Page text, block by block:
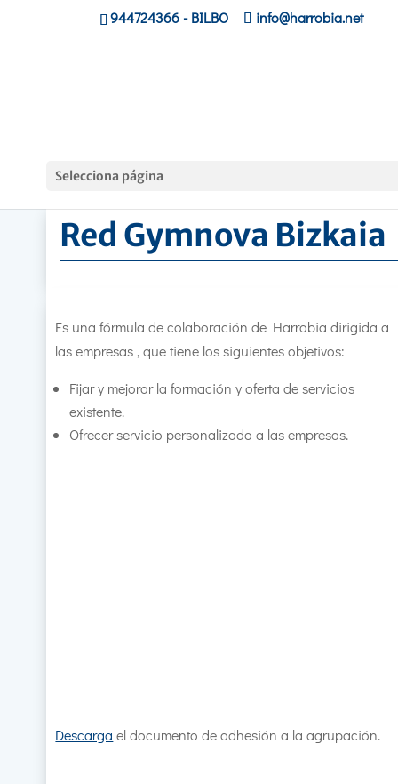
944724366- BILBO info@harrobia.net
Selecciona página
Red Gymnova Bizkaia
Es una fórmula de colaboración de Harrobia dirigida a
las empresas , que tiene los siguientes objetivos:
Fijar y mejorar la formación y oferta de servicios
existente.
Ofrecer servicio personalizado a las empresas.
Descarga el documento de adhesión a la agrupación.